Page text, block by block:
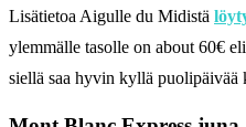
Lisätietoa Aigulle du Midistä
ylemmälle tasolle on about 60€
siellä saa hyvin kyllä puolipäivää